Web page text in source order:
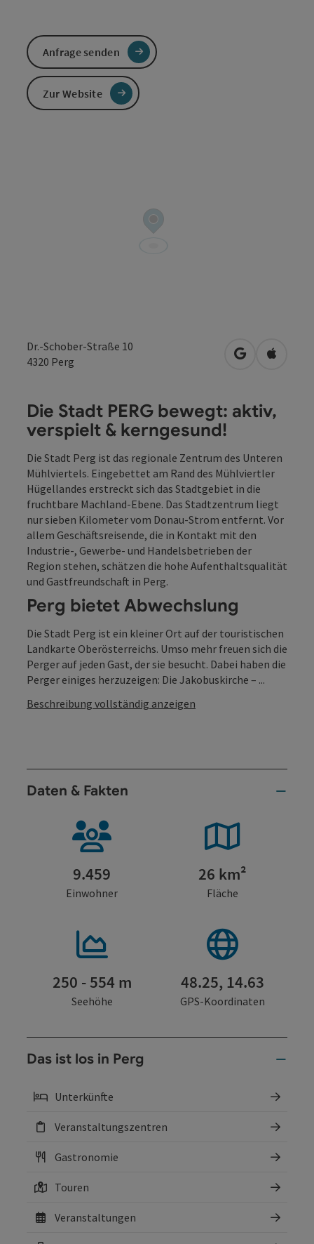
Dr.-Schober-Straße 10
4320 Perg in Google
in
Die Stadt PERG bewegt: aktiv,
verspielt & kerngesund!
Die Stadt Perg ist das regionale Zentrum des Unteren
Mühlviertels. Eingebettet am Rand des Mühlviertler
Hügellandes erstreckt sich das Stadtgebiet in die
fruchtbare Machland-Ebene. Das Stadtzentrum liegt
nur sieben Kilometer vom Donau-Strom entfernt. Vor
allem Geschäftsreisende, die in Kontakt mit den
Industrie-, Gewerbe- und Handelsbetrieben der
Region stehen, schätzen die hohe Aufenthaltsqualität
und Gastfreundschaft in Perg.
Perg bietet Abwechslung
Die Stadt Perg ist ein kleiner Ort auf der touristischen
Landkarte Oberösterreichs. Umso mehr freuen sich die
Perger auf jeden Gast, der sie besucht. Dabei haben die
Perger einiges herzuzeigen: Die Jakobuskirche – ...
Beschreibung vollständig anzeigen
Daten & Fakten
9.459
Einwohner
26 km²
Fläche
250 - 554 m
Seehöhe
48.25, 14.63
GPS-Koordinaten
Das ist los in Perg
Unterkünfte
Veranstaltungszentren
Gastronomie
Touren
Veranstaltungen
Anfrage senden
Zur Website